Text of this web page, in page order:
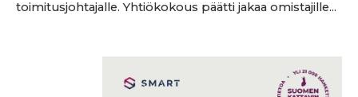
toimitusjohtajalle. Yhtiökokous päätti jakaa omistajille...